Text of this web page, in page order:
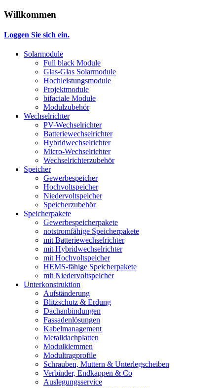
Willkommen
Loggen Sie sich ein.
Solarmodule
Full black Module
Glas-Glas Solarmodule
Hochleistungsmodule
Projektmodule
bifaciale Module
Modulzubehör
Wechselrichter
PV-Wechselrichter
Batteriewechselrichter
Hybridwechselrichter
Micro-Wechselrichter
Wechselrichterzubehör
Speicher
Gewerbespeicher
Hochvoltspeicher
Niedervoltspeicher
Speicherzubehör
Speicherpakete
Gewerbespeicherpakete
notstromfähige Speicherpakete
mit Batteriewechselrichter
mit Hybridwechselrichter
mit Hochvoltspeicher
HEMS-fähige Speicherpakete
mit Niedervoltspeicher
Unterkonstruktion
Aufständerung
Blitzschutz & Erdung
Dachanbindungen
Fassadenlösungen
Kabelmanagement
Metalldachplatten
Modulklemmen
Modultragprofile
Schrauben, Muttern & Unterlegscheiben
Verbinder, Endkappen & Co
Auslegungsservice